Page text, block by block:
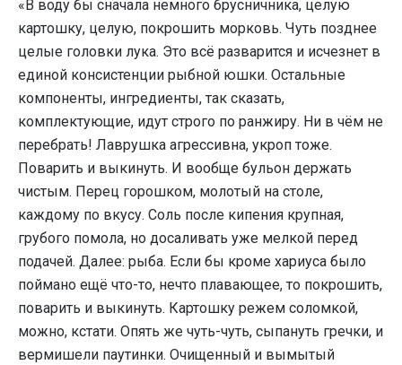
«В воду бы сначала немного брусничника, целую
картошку, целую, покрошить морковь. Чуть позднее
целые головки лука. Это всё разварится и исчезнет в
единой консистенции рыбной юшки. Остальные
компоненты, ингредиенты, так сказать,
комплектующие, идут строго по ранжиру. Ни в чём не
перебрать! Лаврушка агрессивна, укроп тоже.
Поварить и выкинуть. И вообще бульон держать
чистым. Перец горошком, молотый на столе,
каждому по вкусу. Соль после кипения крупная,
грубого помола, но досаливать уже мелкой перед
подачей. Далее: рыба. Если бы кроме хариуса было
поймано ещё что-то, нечто плавающее, то покрошить,
поварить и выкинуть. Картошку режем соломкой,
можно, кстати. Опять же чуть-чуть, сыпануть гречки, и
вермишели паутинки. Очищенный и вымытый